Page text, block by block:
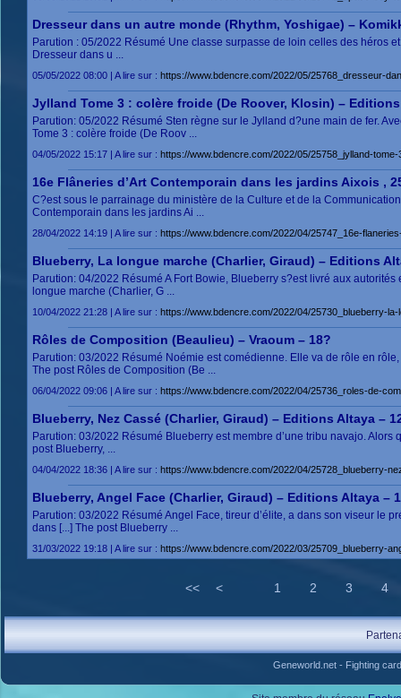
Dresseur dans un autre monde (Rhythm, Yoshigae) –
Parution : 05/2022 Résumé Une classe surpasse de loin celles des héros
Dresseur dans u ...
05/05/2022 08:00 | A lire sur : https://www.bdencre.com/2022/05/25768_dresseur-
Jylland Tome 3 : colère froide (De Roover, Klosin) –
Parution: 05/2022 Résumé Sten règne sur le Jylland d?une main de fer.
Tome 3 : colère froide (De Roov ...
04/05/2022 15:17 | A lire sur : https://www.bdencre.com/2022/05/25758_jylland-
16e Flâneries d’Art Contemporain dans les jardins Aixois ,
C?est sous le parrainage du ministère de la Culture et de la
Contemporain dans les jardins Ai ...
28/04/2022 14:19 | A lire sur : https://www.bdencre.com/2022/04/25747_16e-
Blueberry, La longue marche (Charlier, Giraud) – Editions
Parution: 04/2022 Résumé A Fort Bowie, Blueberry s?est livré aux
longue marche (Charlier, G ...
10/04/2022 21:28 | A lire sur : https://www.bdencre.com/2022/04/25730_blueberry-
Rôles de Composition (Beaulieu) – Vraoum – 18?
Parution: 03/2022 Résumé Noémie est comédienne. Elle va de rôle en
The post Rôles de Composition (Be ...
06/04/2022 09:06 | A lire sur : https://www.bdencre.com/2022/04/25736_roles-de-
Blueberry, Nez Cassé (Charlier, Giraud) – Editions Altaya –
Parution: 03/2022 Résumé Blueberry est membre d’une tribu navajo.
post Blueberry, ...
04/04/2022 18:36 | A lire sur : https://www.bdencre.com/2022/04/25728_blueberry-
Blueberry, Angel Face (Charlier, Giraud) – Editions Altaya –
Parution: 03/2022 Résumé Angel Face, tireur d’élite, a dans son viseur le
dans [...] The post Blueberry ...
31/03/2022 19:18 | A lire sur : https://www.bdencre.com/2022/03/25709_blueberry-
<< < 1 2 3 4
Geneworld.net- Fighting